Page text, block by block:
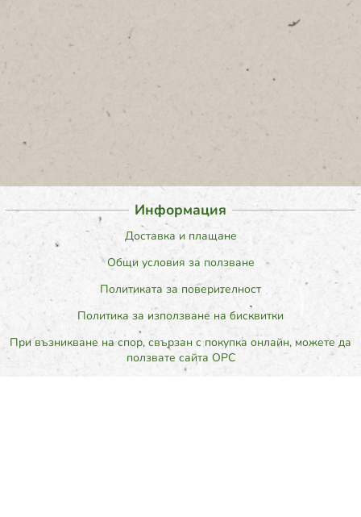
Информация
Доставка и плащане
Общи условия за ползване
Политиката за поверителност
Политика за използване на бисквитки
При възникване на спор, свързан с покупка онлайн, можете да
ползвате сайта ОРС